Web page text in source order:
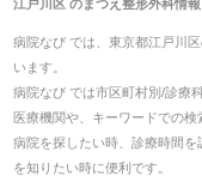
江戸川区のまつえ整形外科情報
病院なび では、 東京都江戸川区
います。
病院なび では市区町村別/診療
医療機関や、キーワードでの検
病院を探したい時、診療時間
を知りたい時に便利です。